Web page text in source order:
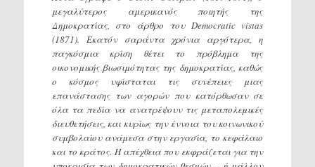
μεγαλύτερος αμερικανός ποιητής της
Δημοκρατίας, στο άρθρο του Democratic vistas
(1871). Εκατόν σαράντα χρόνια αργότερα, η
παγκόσμια κρίση θέτει το πρόβλημα της
οικονομικής βιωσιμότητας της δημοκρατίας, καθώς
ο κόσμος υφίσταται τις συνέπειες μιας
επανάστασης των αγορών που κατόρθωσαν σε
όλα τα πεδία να ανατρέψουν τις μεταπολεμικές
διευθετήσεις, και κυρίως την έννοια του κοινωνικού
συμβολαίου ανάμεσα στην εργασία, το κεφάλαιο
και το κράτος. Η απέχθεια που εκφράζεται για την